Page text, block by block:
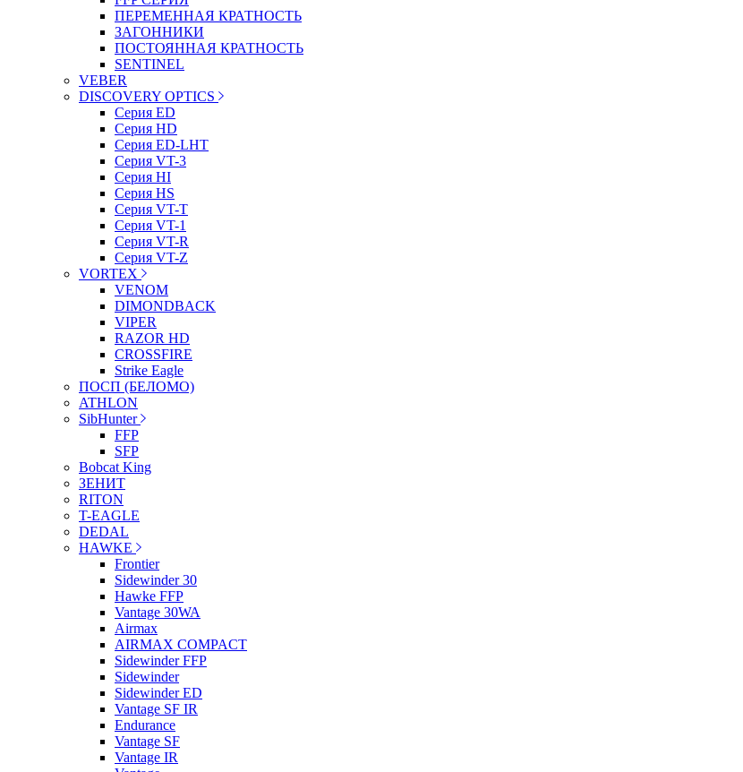
ПЕРЕМЕННАЯ КРАТНОСТЬ
ЗАГОННИКИ
ПОСТОЯННАЯ КРАТНОСТЬ
SENTINEL
VEBER
DISCOVERY OPTICS
Серия ED
Серия HD
Серия ED-LHT
Серия VT-3
Серия HI
Серия HS
Серия VT-T
Серия VT-1
Серия VT-R
Серия VT-Z
VORTEX
VENOM
DIMONDBACK
VIPER
RAZOR HD
CROSSFIRE
Strike Eagle
ПОСП (БЕЛОМО)
ATHLON
SibHunter
FFP
SFP
Bobcat King
ЗЕНИТ
RITON
T-EAGLE
DEDAL
HAWKE
Frontier
Sidewinder 30
Hawke FFP
Vantage 30WA
Airmax
AIRMAX COMPACT
Sidewinder FFP
Sidewinder
Sidewinder ED
Vantage SF IR
Endurance
Vantage SF
Vantage IR